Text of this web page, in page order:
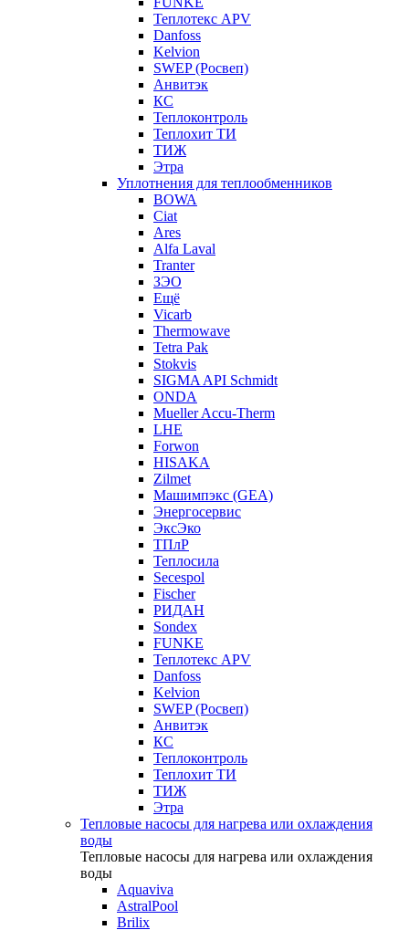
Теплотекс APV
Danfoss
Kelvion
SWEP (Росвеп)
Анвитэк
КС
Теплоконтроль
Теплохит ТИ
ТИЖ
Этра
Уплотнения для теплообменников
BOWA
Ciat
Ares
Alfa Laval
Tranter
ЗЭО
Ещё
Vicarb
Thermowave
Tetra Pak
Stokvis
SIGMA API Schmidt
ONDA
Mueller Accu-Therm
LHE
Forwon
HISAKA
Zilmet
Машимпэкс (GEA)
Энергосервис
ЭксЭко
ТПлР
Теплосила
Secespol
Fischer
РИДАН
Sondex
FUNKE
Теплотекс APV
Danfoss
Kelvion
SWEP (Росвеп)
Анвитэк
КС
Теплоконтроль
Теплохит ТИ
ТИЖ
Этра
Тепловые насосы для нагрева или охлаждения
воды
Тепловые насосы для нагрева или охлаждения
воды
Aquaviva
AstralPool
Brilix